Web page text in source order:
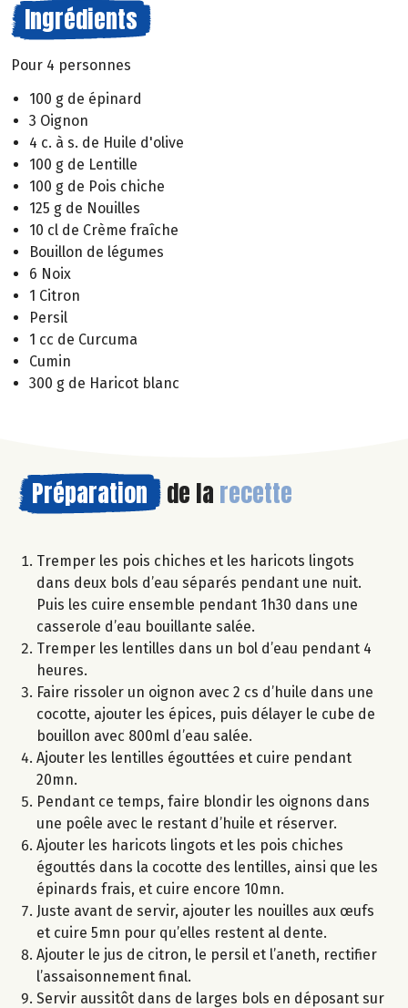
Ingrédients
Pour 4 personnes
100 g de épinard
3 Oignon
4 c. à s. de Huile d'olive
100 g de Lentille
100 g de Pois chiche
125 g de Nouilles
10 cl de Crème fraîche
Bouillon de légumes
6 Noix
1 Citron
Persil
1 cc de Curcuma
Cumin
300 g de Haricot blanc
Préparation de la recette
Tremper les pois chiches et les haricots lingots
dans deux bols d’eau séparés pendant une nuit.
Puis les cuire ensemble pendant 1h30 dans une
casserole d’eau bouillante salée.
Tremper les lentilles dans un bol d’eau pendant 4
heures.
Faire rissoler un oignon avec 2 cs d’huile dans une
cocotte, ajouter les épices, puis délayer le cube de
bouillon avec 800ml d’eau salée.
Ajouter les lentilles égouttées et cuire pendant
20mn.
Pendant ce temps, faire blondir les oignons dans
une poêle avec le restant d’huile et réserver.
Ajouter les haricots lingots et les pois chiches
égouttés dans la cocotte des lentilles, ainsi que les
épinards frais, et cuire encore 10mn.
Juste avant de servir, ajouter les nouilles aux œufs
et cuire 5mn pour qu’elles restent al dente.
Ajouter le jus de citron, le persil et l’aneth, rectifier
l’assaisonnement final.
Servir aussitôt dans de larges bols en déposant sur